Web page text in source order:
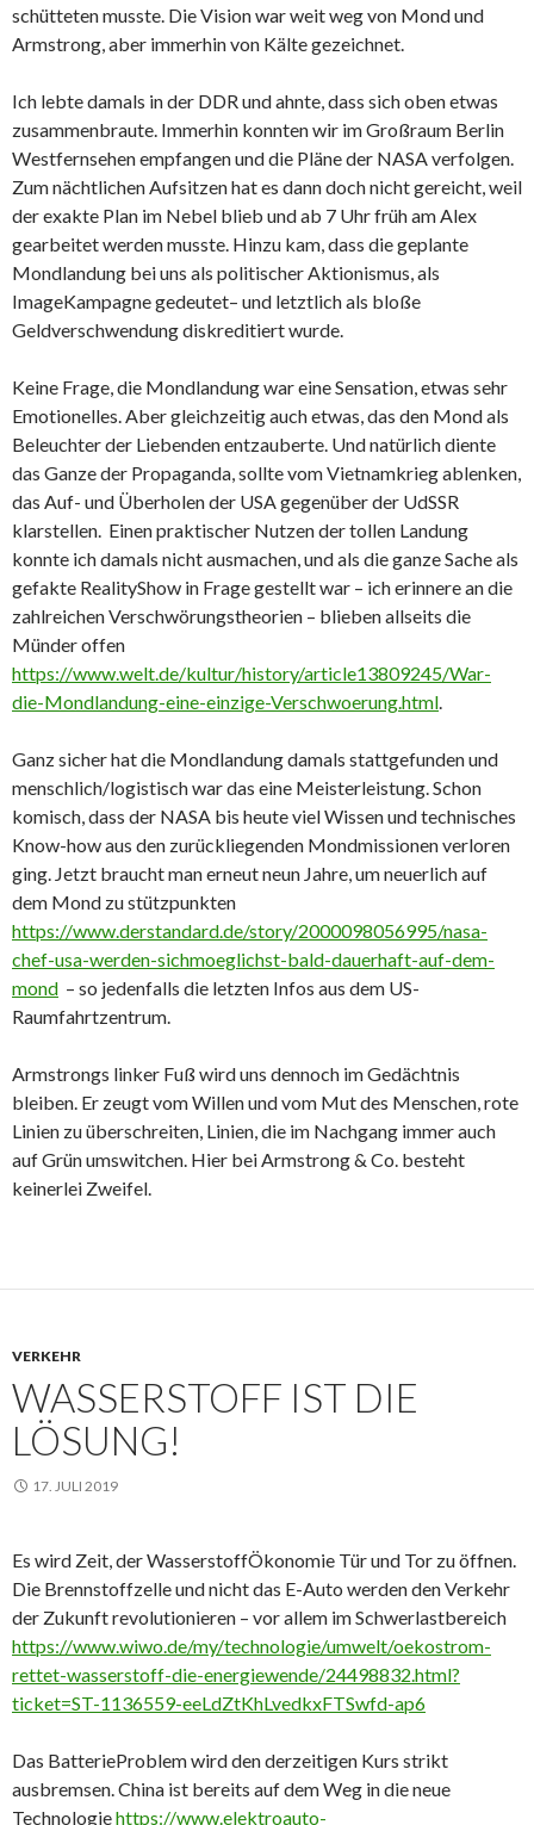
schütteten musste. Die Vision war weit weg von Mond und
Armstrong, aber immerhin von Kälte gezeichnet.
Ich lebte damals in der DDR und ahnte, dass sich oben etwas
zusammenbraute. Immerhin konnten wir im Großraum Berlin
Westfernsehen empfangen und die Pläne der NASA verfolgen.
Zum nächtlichen Aufsitzen hat es dann doch nicht gereicht, weil
der exakte Plan im Nebel blieb und ab 7 Uhr früh am Alex
gearbeitet werden musste. Hinzu kam, dass die geplante
Mondlandung bei uns als politischer Aktionismus, als
ImageKampagne gedeutet– und letztlich als bloße
Geldverschwendung diskreditiert wurde.
Keine Frage, die Mondlandung war eine Sensation, etwas sehr
Emotionelles. Aber gleichzeitig auch etwas, das den Mond als
Beleuchter der Liebenden entzauberte. Und natürlich diente
das Ganze der Propaganda, sollte vom Vietnamkrieg ablenken,
das Auf- und Überholen der USA gegenüber der UdSSR
klarstellen. Einen praktischer Nutzen der tollen Landung
konnte ich damals nicht ausmachen, und als die ganze Sache als
gefakte RealityShow in Frage gestellt war – ich erinnere an die
zahlreichen Verschwörungstheorien – blieben allseits die
Münder offen
https://www.welt.de/kultur/history/article13809245/War-
die-Mondlandung-eine-einzige-Verschwoerung.html.
Ganz sicher hat die Mondlandung damals stattgefunden und
menschlich/logistisch war das eine Meisterleistung. Schon
komisch, dass der NASA bis heute viel Wissen und technisches
Know-how aus den zurückliegenden Mondmissionen verloren
ging. Jetzt braucht man erneut neun Jahre, um neuerlich auf
dem Mond zu stützpunkten
https://www.derstandard.de/story/2000098056995/nasa-
chef-usa-werden-sichmoeglichst-bald-dauerhaft-auf-dem-
mond – so jedenfalls die letzten Infos aus dem US-
Raumfahrtzentrum.
Armstrongs linker Fuß wird uns dennoch im Gedächtnis
bleiben. Er zeugt vom Willen und vom Mut des Menschen, rote
Linien zu überschreiten, Linien, die im Nachgang immer auch
auf Grün umswitchen. Hier bei Armstrong & Co. besteht
keinerlei Zweifel.
VERKEHR
WASSERSTOFF IST DIE
LÖSUNG!
17. JULI 2019
Es wird Zeit, der WasserstoffÖkonomie Tür und Tor zu öffnen.
Die Brennstoffzelle und nicht das E-Auto werden den Verkehr
der Zukunft revolutionieren – vor allem im Schwerlastbereich
https://www.wiwo.de/my/technologie/umwelt/oekostrom-
rettet-wasserstoff-die-energiewende/24498832.html?
ticket=ST-1136559-eeLdZtKhLvedkxFTSwfd-ap6
Das BatterieProblem wird den derzeitigen Kurs strikt
ausbremsen. China ist bereits auf dem Weg in die neue
Technologiehttps://www.elektroauto-